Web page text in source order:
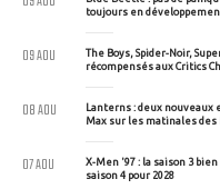
toujours en
The Boys, Spider-Noir,
récompensés aux Critics
09 AOU
Lanterns : deux nouveaux
Max sur les matinales des
08 AOU
X-Men '97 : la saison 3
saison 4 pour 2028
07 AOU